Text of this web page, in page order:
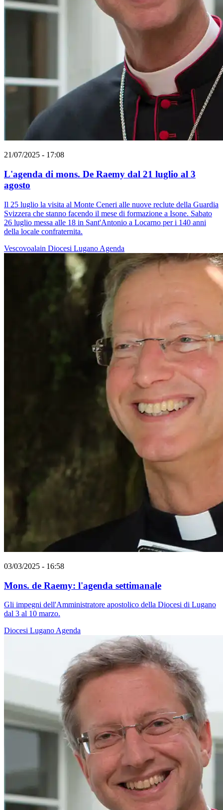
21/07/2025 - 17:08
L'agenda di mons. De Raemy dal 21 luglio al 3
agosto
Il 25 luglio la visita al Monte Ceneri alle nuove reclute della Guardia
Svizzera che stanno facendo il mese di formazione a Isone. Sabato
26 luglio messa alle 18 in Sant'Antonio a Locarno per i 140 anni
della locale confraternita.
Vescovoalain Diocesi Lugano Agenda
03/03/2025 - 16:58
Mons. de Raemy: l'agenda settimanale
Gli impegni dell'Amministratore apostolico della Diocesi di Lugano
dal 3 al 10 marzo.
Diocesi Lugano Agenda